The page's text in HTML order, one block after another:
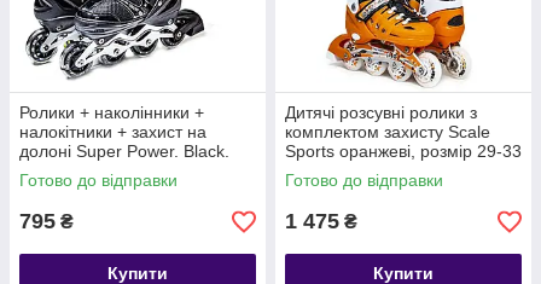
Ролики + наколінники +
налокітники + захист на
долоні Super Power. Black.
Розмір 29-33
Готово до відправки
795 ₴
Купити
Дитячі розсувні ролики з
комплектом захисту Scale
Sports оранжеві, розмір 29-33
Готово до відправки
1 475 ₴
Купити